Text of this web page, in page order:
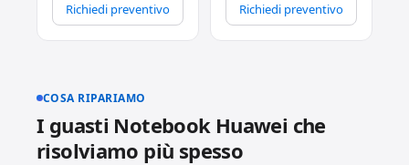
Richiedi preventivo Richiedi preventivo
COSA RIPARIAMO
I guasti Notebook Huawei che
risolviamo più spesso